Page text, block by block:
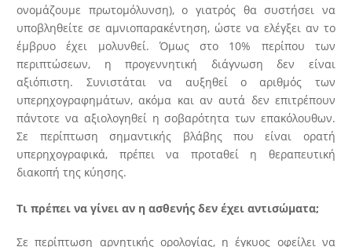
ονομάζουμε πρωτομόλυνση), ο γιατρός θα συστήσει να
υποβληθείτε σε αμνιοπαρακέντηση, ώστε να ελέγξει αν το
έμβρυο έχει μολυνθεί. Όμως στο 10% περίπου των
περιπτώσεων, η προγεννητική διάγνωση δεν είναι
αξιόπιστη. Συνιστάται να αυξηθεί ο αριθμός των
υπερηχογραφημάτων, ακόμα και αν αυτά δεν επιτρέπουν
πάντοτε να αξιολογηθεί η σοβαρότητα των επακόλουθων.
Σε περίπτωση σημαντικής βλάβης που είναι ορατή
υπερηχογραφικά, πρέπει να προταθεί η θεραπευτική
διακοπή της κύησης.
Τι πρέπει να γίνει αν η ασθενής δεν έχει αντισώματα;
Σε περίπτωση αρνητικής ορολογίας, η έγκυος οφείλει να